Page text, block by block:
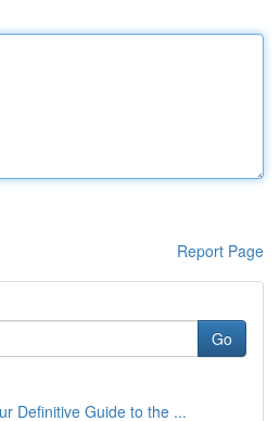
Report Page
Go
Definitive Guide to the ...